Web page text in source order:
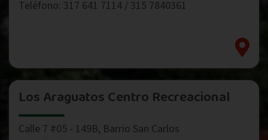
Teléfono: 317 641 7114 / 315 7840361
Los Araguatos Centro Recreacional
Calle 7 #05 - 149B, Barrio San Carlos